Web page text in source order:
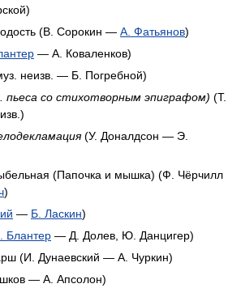
(В. Сорокин — А. Фатьянов)
— А. Коваленков)
неизв. — Б. Погребной)
пьеса со стихотворным эпиграфом) (Т.
(У. Доналдсон — Э.
(Папочка и мышка) (Ф. Чёрчилл
)
— Б. Ласкин)
Блантер — Д. Долев, Ю. Данцигер)
(И. Дунаевский — А. Чуркин)
— А. Апсолон)